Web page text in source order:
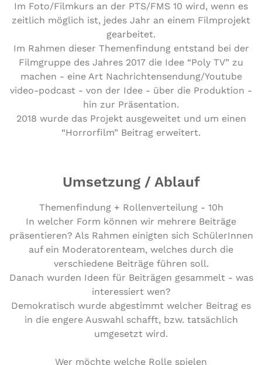
Im Foto/Filmkurs an der PTS/FMS 10 wird, wenn es
zeitlich möglich ist, jedes Jahr an einem Filmprojekt
gearbeitet.
Im Rahmen dieser Themenfindung entstand bei der
Filmgruppe des Jahres 2017 die Idee “Poly TV” zu
machen - eine Art Nachrichtensendung/Youtube
video-podcast - von der Idee - über die Produktion -
hin zur Präsentation.
2018 wurde das Projekt ausgeweitet und um einen
“Horrorfilm” Beitrag erweitert.
Umsetzung / Ablauf
Themenfindung + Rollenverteilung - 10h
In welcher Form können wir mehrere Beiträge
präsentieren? Als Rahmen einigten sich SchülerInnen
auf ein Moderatorenteam, welches durch die
verschiedene Beiträge führen soll.
Danach wurden Ideen für Beiträgen gesammelt - was
interessiert wen?
Demokratisch wurde abgestimmt welcher Beitrag es
in die engere Auswahl schafft, bzw. tatsächlich
umgesetzt wird.
Wer möchte welche Rolle spielen